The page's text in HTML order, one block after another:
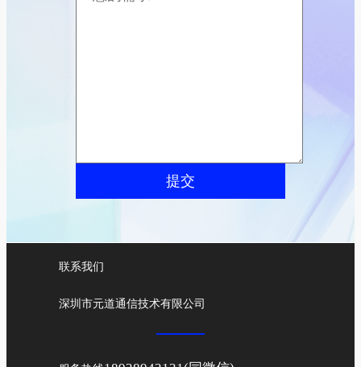
提交
联系我们
深圳市元道通信技术有限公司